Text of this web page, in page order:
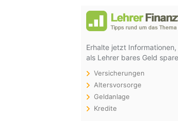
Erhalte jetzt
als Lehrer bares Geld
Versicherungen
Altersvorsorge
Geldanlage
Kredite